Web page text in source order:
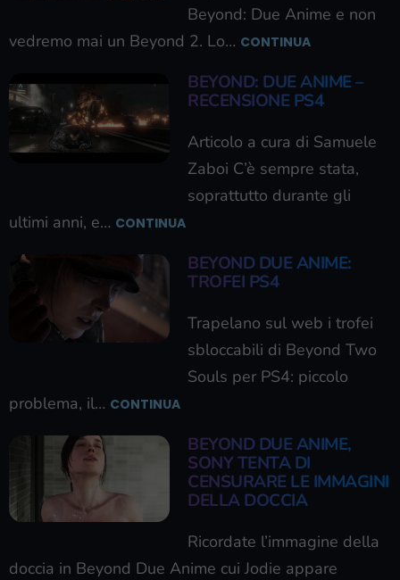
Beyond: Due Anime e non
vedremo mai un Beyond 2. Lo… CONTINUA
BEYOND: DUE ANIME –
RECENSIONE PS4
Articolo a cura di Samuele
Zaboi C’è sempre stata,
soprattutto durante gli
ultimi anni, e… CONTINUA
BEYOND DUE ANIME:
TROFEI PS4
Trapelano sul web i trofei
sbloccabili di Beyond Two
Souls per PS4: piccolo
problema, il… CONTINUA
BEYOND DUE ANIME,
SONY TENTA DI
CENSURARE LE IMMAGINI
DELLA DOCCIA
Ricordate l’immagine della
doccia in Beyond Due Anime cui Jodie appare